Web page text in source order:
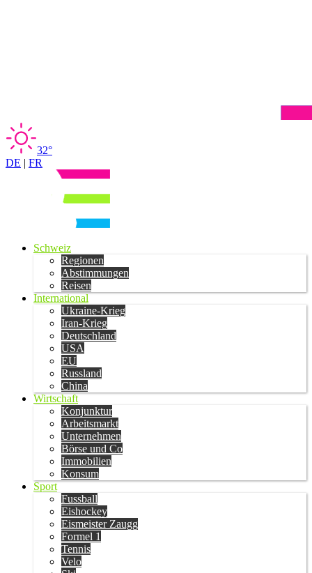
32°
DE | FR
Schweiz
Regionen
Abstimmungen
Reisen
International
Ukraine-Krieg
Iran-Krieg
Deutschland
USA
EU
Russland
China
Wirtschaft
Konjunktur
Arbeitsmarkt
Unternehmen
Börse und Co
Immobilien
Konsum
Sport
Fussball
Eishockey
Eismeister Zaugg
Formel 1
Tennis
Velo